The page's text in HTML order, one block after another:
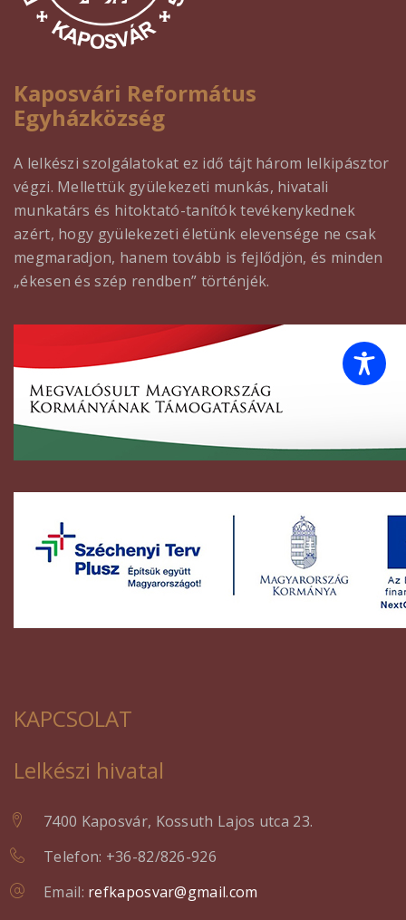
Kaposvári Református
Egyházközség
A lelkészi szolgálatokat ez idő tájt három lelkipásztor
végzi. Mellettük gyülekezeti munkás, hivatali
munkatárs és hitoktató-tanítók tevékenykednek
azért, hogy gyülekezeti életünk elevensége ne csak
megmaradjon, hanem tovább is fejlődjön, és minden
„ékesen és szép rendben” történjék.
KAPCSOLAT
Lelkészi hivatal
7400 Kaposvár, Kossuth Lajos utca 23.
Telefon: +36-82/826-926
Email: refkaposvar@gmail.com